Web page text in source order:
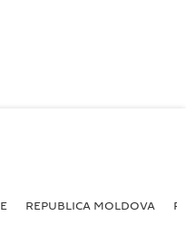
REPUBLICA MOLDOVA